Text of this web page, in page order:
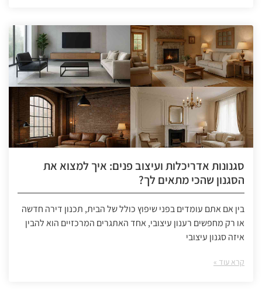
סגנונות אדריכלות ועיצוב פנים: איך למצוא את
הסגנון שהכי מתאים לך?
בין אם אתם עומדים בפני שיפוץ כולל של הבית, תכנון דירה חדשה
או רק מחפשים רענון עיצובי, אחד האתגרים המרכזיים הוא להבין
איזה סגנון עיצובי
קרא עוד »